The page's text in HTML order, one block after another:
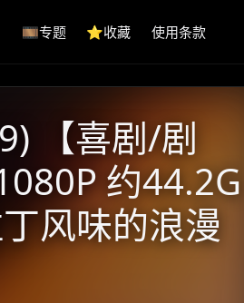
🎞️专题 ⭐️收藏 使用条款
【喜剧/剧
约44.2G
风味的浪漫